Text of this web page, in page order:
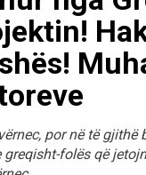
por në të gjithë
folës që